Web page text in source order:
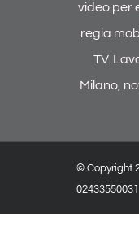
video per
regia
TV.
Milano,
© Copyright
02433550031